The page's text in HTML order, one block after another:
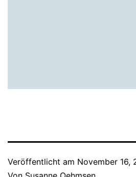
Veröffentlicht am November 16,